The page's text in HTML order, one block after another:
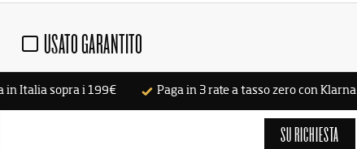
USATO GARANTITO
in Italia sopra i 199€ Paga in 3 rate a tasso zero con Klarna
SU RICHIESTA